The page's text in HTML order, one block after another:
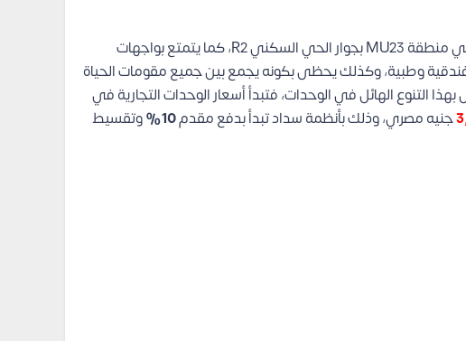
يتمتع مول كابيتال برايم بالعديد من المميزات، حيث يقع في أكثر المناطق الحيوية بالعاصمة الإدارية الجديدة وبالتحديد في منطقة MU23 بجوار الحي السكني R2، كما يتمتع بواجهات
وطبية، وكذلك يحظى بكونه يجمع بين جميع مقومات الحياة
التنوع الهائل في الوحدات، فتبدأ أسعار الوحدات التجارية في
جنيه مصري، وذلك بأنظمة سداد تبدأ بدفع مقدم10%
وتقسيط